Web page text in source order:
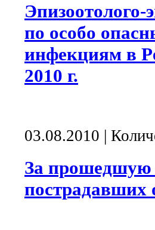
Эпизоотолого-
по особо
инфекциям в
2010 г.
03.08.2010 |
За прошедшую
пострадавших